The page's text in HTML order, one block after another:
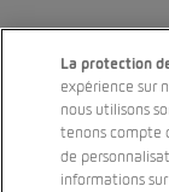
La protection
expérience sur
nous utilisons
tenons compte
de
informations